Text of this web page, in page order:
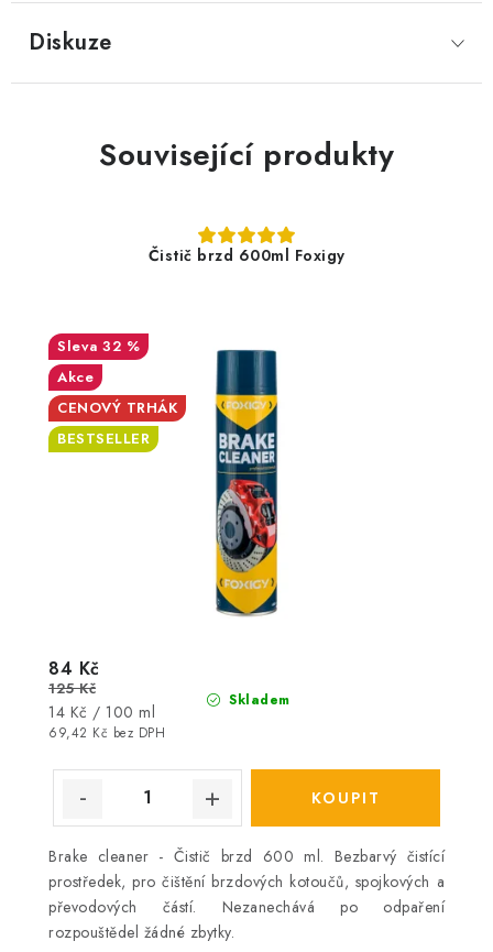
Diskuze
Související produkty
Čistič brzd 600ml Foxigy
32 %
Akce
CENOVÝ TRHÁK
BESTSELLER
Skladem
69,42 Kč bez DPH
84 Kč
125 Kč
Měrná
cena:
14 Kč / 100 ml
Brake cleaner - Čistič brzd 600 ml. Bezbarvý čistící
prostředek, pro čištění brzdových kotoučů, spojkových a
převodových částí. Nezanechává po odpaření
rozpouštědel žádné zbytky.